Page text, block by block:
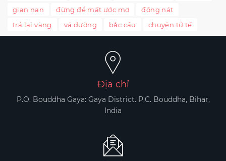
gian nan
đừng để mất ước mơ
đồng nát
trả lại vàng
vá đường bắc cầu chuyện tử tế
Địa chỉ
P.O. Bouddha Gaya: Gaya District. P.C. Bouddha, Bihar,
India